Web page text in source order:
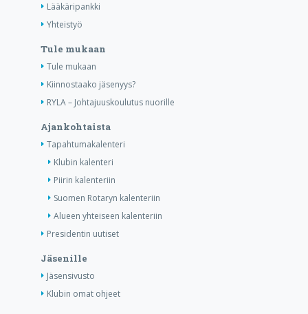
Lääkäripankki
Yhteistyö
Tule mukaan
Tule mukaan
Kiinnostaako jäsenyys?
RYLA – Johtajuuskoulutus nuorille
Ajankohtaista
Tapahtumakalenteri
Klubin kalenteri
Piirin kalenteriin
Suomen Rotaryn kalenteriin
Alueen yhteiseen kalenteriin
Presidentin uutiset
Jäsenille
Jäsensivusto
Klubin omat ohjeet